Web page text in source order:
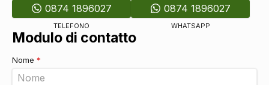
Servosterzo
DI SERIE
Esc / electronic stability control
Indicatore pressione pneumatici
Limitatore di velocità
Vetri
0874 1896027
TELEFONO
0874 1896027
WHATSAPP
Modulo di contatto
Nome *